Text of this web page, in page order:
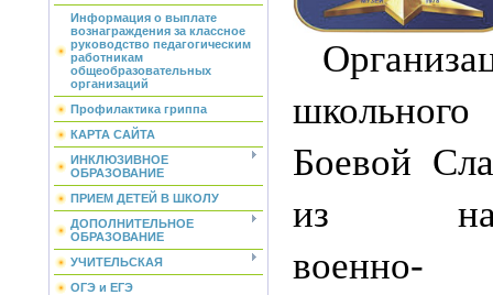
Информация о выплате
вознаграждения за классное
руководство педагогическим
работникам
общеобразовательных
организаций
Профилактика гриппа
КАРТА САЙТА
ИНКЛЮЗИВНОЕ
ОБРАЗОВАНИЕ
ПРИЕМ ДЕТЕЙ В ШКОЛУ
ДОПОЛНИТЕЛЬНОЕ
ОБРАЗОВАНИЕ
УЧИТЕЛЬСКАЯ
ОГЭ и ЕГЭ
Боевой
из
военно-